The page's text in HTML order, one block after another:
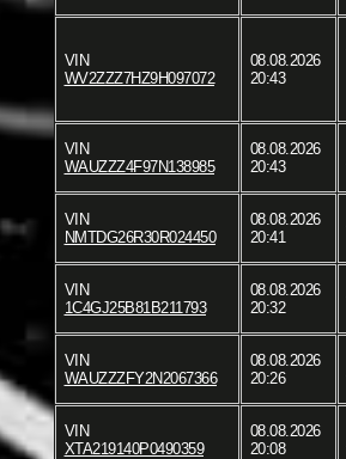
VIN
WV2ZZZ7HZ9H097072
08.08.2026
20:43
VIN
WAUZZZ4F97N138985
08.08.2026
20:43
VIN
NMTDG26R30R024450
08.08.2026
20:41
VIN
1C4GJ25B81B211793
08.08.2026
20:32
VIN
WAUZZZFY2N2067366
08.08.2026
20:26
VIN
XTA219140P0490359
08.08.2026
20:08